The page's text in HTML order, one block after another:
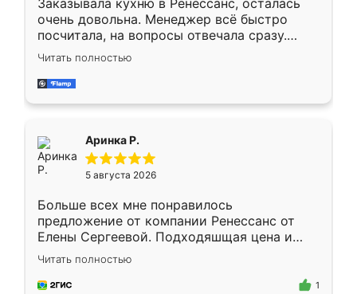
Заказывала кухню в Ренессанс, осталась
очень довольна. Менеджер всё быстро
посчитала, на вопросы отвечала сразу.
Замерщик приехал в субботу, подошёл к
делу со всей ответственностью. Собрали
за день, ребята работали аккуратно, даже
Читать полностью
Аринка Р.
5 августа 2026
Больше всех мне понравилось
предложение от компании Ренессанс от
Елены Сергеевой. Подходяшщая цена и
короткие сроки изготовления. Приехавший
для замера сотрудник Владислав
предложил по моему эскизу самый
Читать полностью
1